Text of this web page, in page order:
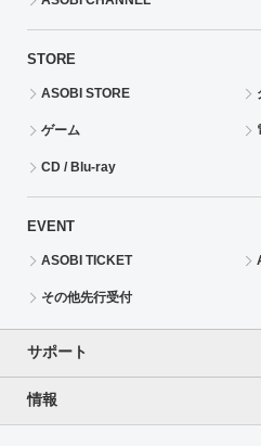
STORE
ASOBI STORE
ゲーム
CD / Blu-ray
EVENT
ASOBI TICKET
その他先行受付
サポート
よくあるご質問（FAQ）
情報